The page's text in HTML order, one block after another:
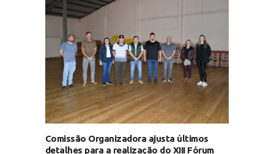
Comissão Organizadora ajusta últimos
detalhes para a realização do XIII Fórum